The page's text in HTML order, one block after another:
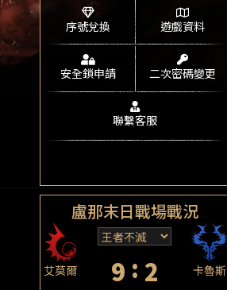
序號兌換 遊戲資料
安全鎖申請 二次密碼變更
聯繫客服
盧那末日戰場戰況
艾莫爾 9 : 2 卡魯斯